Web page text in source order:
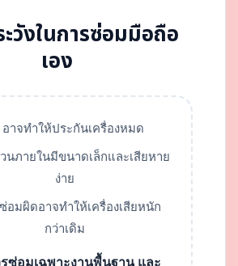
วังในการซ่อมมือถือ
เอง
อาจทำให้ประกันเครื่องหมด
นภายในมีขนาดเล็กและเสียหาย
ง่าย
อมผิดอาจทำให้เครื่องเสียหนัก
กว่าเดิม
ซ่อมเฉพาะงานพื้นฐาน และ